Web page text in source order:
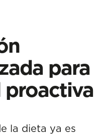
para
proactiva
la dieta ya es